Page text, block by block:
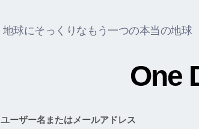
地球にそっくりなもう一つの本当の地球
One
ユーザー名またはメールアドレス